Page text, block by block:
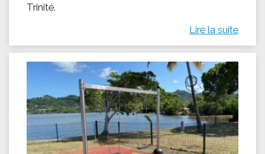
Trinité.
Lire la suite